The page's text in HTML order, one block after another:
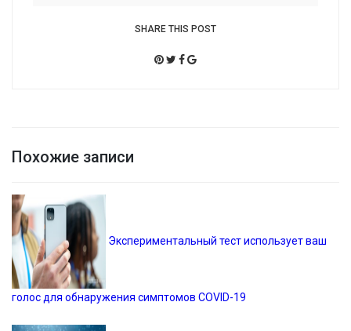
SHARE THIS POST
Похожие записи
Экспериментальный тест использует ваш
голос для обнаружения симптомов COVID-19